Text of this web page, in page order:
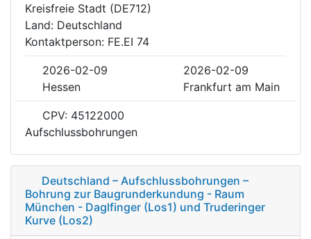
Kreisfreie Stadt (DE712)
Land: Deutschland
Kontaktperson: FE.EI 74
2026-02-09
2026-02-09
Hessen
Frankfurt am Main
CPV: 45122000
Aufschlussbohrungen
Deutschland – Aufschlussbohrungen –
Bohrung zur Baugrunderkundung - Raum
München - Daglfinger (Los1) und Truderinger
Kurve (Los2)